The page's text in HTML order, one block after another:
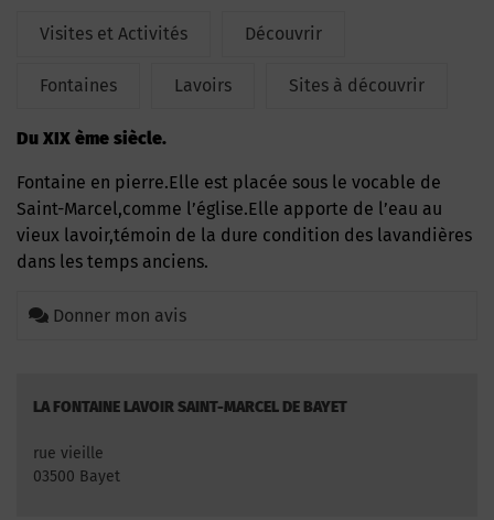
Visites et Activités Découvrir
Fontaines Lavoirs Sites à découvrir
Du XIX ème siècle.
Fontaine en pierre.Elle est placée sous le vocable de
Saint-Marcel,comme l’église.Elle apporte de l’eau au
vieux lavoir,témoin de la dure condition des lavandières
dans les temps anciens.
Donner mon avis
LA FONTAINE LAVOIR SAINT-MARCEL DE BAYET
rue vieille
03500 Bayet